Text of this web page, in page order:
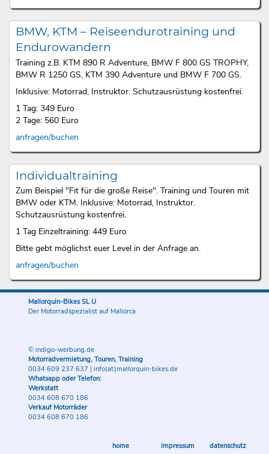
BMW, KTM – Reiseendurotraining und
Endurowandern
Training z.B. KTM 890 R Adventure, BMW F 800 GS TROPHY,
BMW R 1250 GS, KTM 390 Adventure und BMW F 700 GS.
Inklusive: Motorrad, Instruktor. Schutzausrüstung kostenfrei.
1 Tag: 349 Euro
2 Tage: 560 Euro
anfragen/buchen
Individualtraining
Zum Beispiel "Fit für die große Reise". Training und Touren mit
BMW oder KTM. Inklusive: Motorrad, Instruktor.
Schutzausrüstung kostenfrei.
1 Tag Einzeltraining: 449 Euro
Bitte gebt möglichst euer Level in der Anfrage an.
anfragen/buchen
Mallorquin-Bikes SL U
Der Motorradspezialist auf Mallorca
© indigo-werbung.de
Motorradvermietung, Touren, Training
0034 609 237 637 | info(at)mallorquin-bikes.de
Whatsapp oder Telefon:
Werkstatt
0034 608 670 186
Verkauf Motorräder
0034 608 670 186
home impressum datenschutz